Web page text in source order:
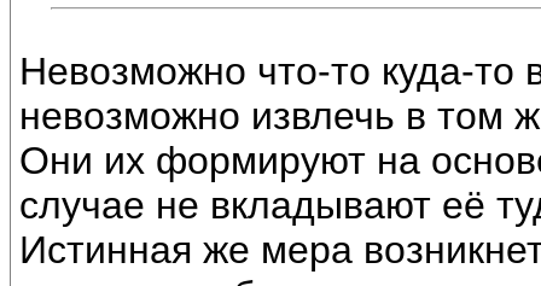
Невозможно что-то куда-то
невозможно извлечь в том
Они их формируют на
случае не вкладывают её
Истинная же мера